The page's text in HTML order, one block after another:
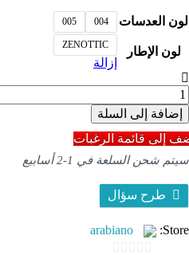
لون العدسات 004
005
لون الإطار ZENOTTIC
إزالة
كمية
ZENOTTIC
النظارات
الشمسية
المستقطبة
المتضخم
إطار
مربع
UV400
إضافة إلى السلة
إلى قائمة الرغبات
سيتم شحن السلعة في 1-2 أسابيع
طرح سؤال
Store:
arabiano